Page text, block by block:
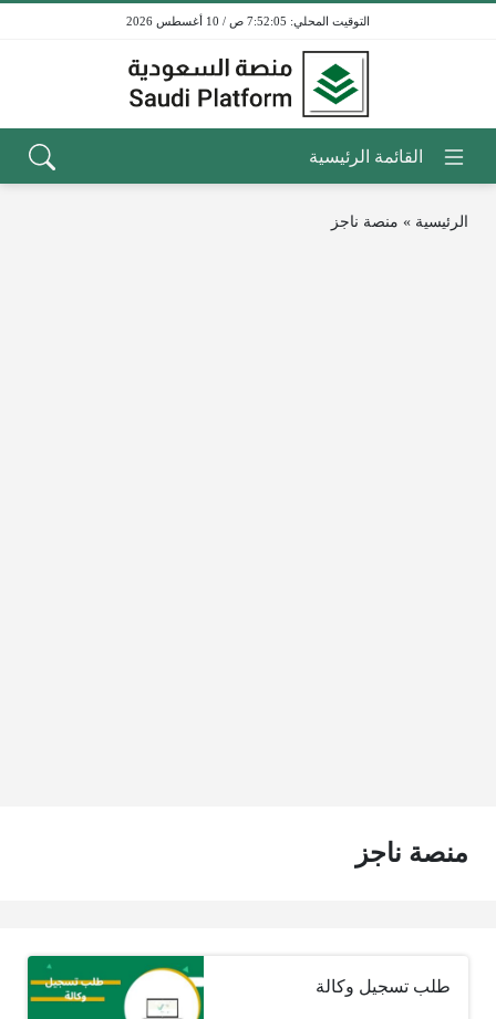
7:52:05 ص / 10 أغسطس 2026
الرئيسية » منصة ناجز
منصة ناجز
طلب تسجيل وكالة